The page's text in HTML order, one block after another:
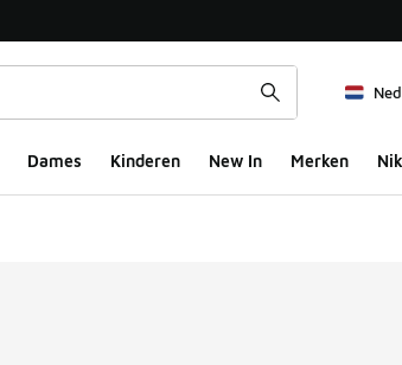
Dames Kinderen New In Merken